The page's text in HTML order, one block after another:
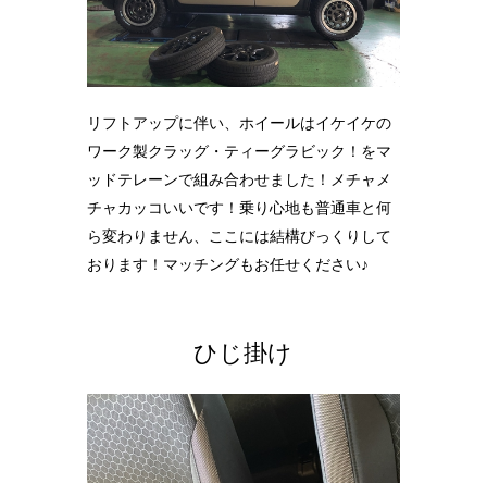
リフトアップに伴い、ホイールはイケイケの
ワーク製クラッグ・ティーグラビック！をマ
ッドテレーンで組み合わせました！メチャメ
チャカッコいいです！乗り心地も普通車と何
ら変わりません、ここには結構びっくりして
おります！マッチングもお任せください♪
ひじ掛け